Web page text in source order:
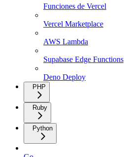
Funciones de Vercel
Vercel Marketplace
AWS Lambda
Supabase Edge Functions
Deno Deploy
PHP
Ruby
Python